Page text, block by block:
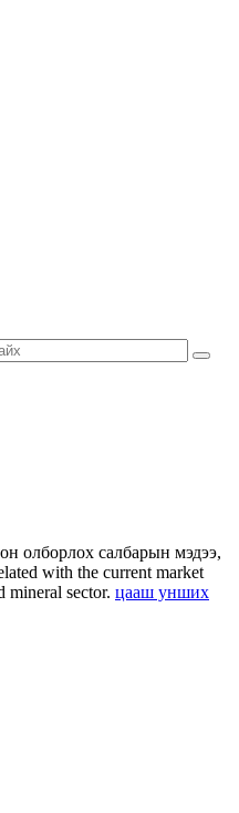
олборлох салбарын мэдээ,
with the current market
mineral sector. цааш унших